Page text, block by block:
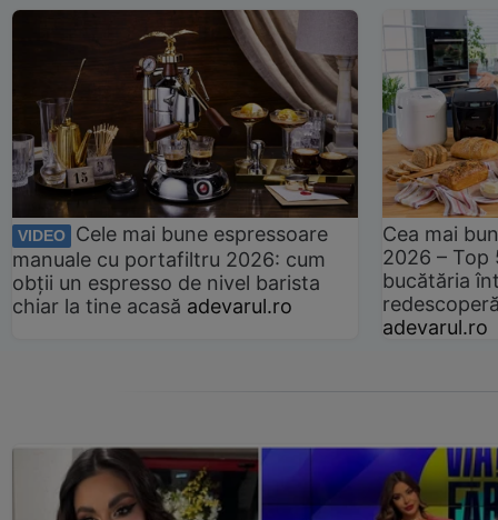
VIDEO
Cele mai bune espressoare
manuale cu portafiltru 2026: cum
obții un espresso de nivel barista
chiar la tine acasă adevarul.ro
Cea mai
2026 –
bucătăria
adevarul.ro